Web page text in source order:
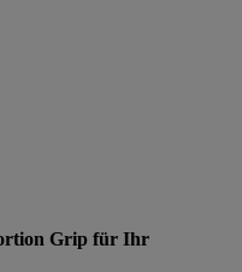
Grip für Ihr